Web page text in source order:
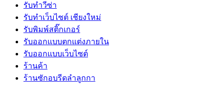
รับทำวีซ่า
รับทำเว็บไซต์ เชียงใหม่
รับพิมพ์สติ๊กเกอร์
รับออกแบบตกแต่งภายใน
รับออกแบบเว็บไซต์
ร้านค้า
ร้านซักอบรีดลำลูกกา